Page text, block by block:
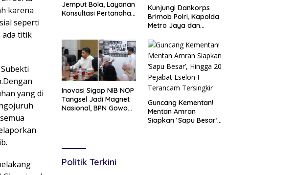
karena
seperti
ada titik
yang di
Jemput Bola, Layanan
Konsultasi Pertanahan
Kunjungi Dankorps
Brimob Polri, Kapolda
Metro Jaya dan
Perkuat Soliditas TNI-
Polri
Inovasi Sigap NIB NOP
Tangsel Jadi Magnet
Nasional, BPN Gowa
Guncang Kementan!
Mentan Amran
Siapkan ‘Sapu Besar’,
Politik Terkini